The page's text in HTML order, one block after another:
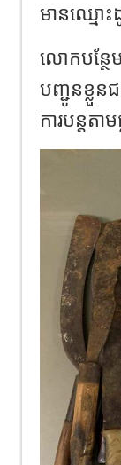
មានឈ្មោ
លោកបន្ថ
បញ្ជូនខ្លួន
ការបន្តតា